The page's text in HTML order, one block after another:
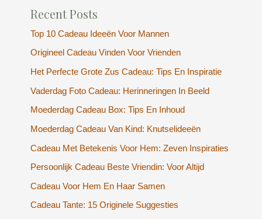
Recent Posts
Top 10 Cadeau Ideeën Voor Mannen
Origineel Cadeau Vinden Voor Vrienden
Het Perfecte Grote Zus Cadeau: Tips En Inspiratie
Vaderdag Foto Cadeau: Herinneringen In Beeld
Moederdag Cadeau Box: Tips En Inhoud
Moederdag Cadeau Van Kind: Knutselideeën
Cadeau Met Betekenis Voor Hem: Zeven Inspiraties
Persoonlijk Cadeau Beste Vriendin: Voor Altijd
Cadeau Voor Hem En Haar Samen
Cadeau Tante: 15 Originele Suggesties